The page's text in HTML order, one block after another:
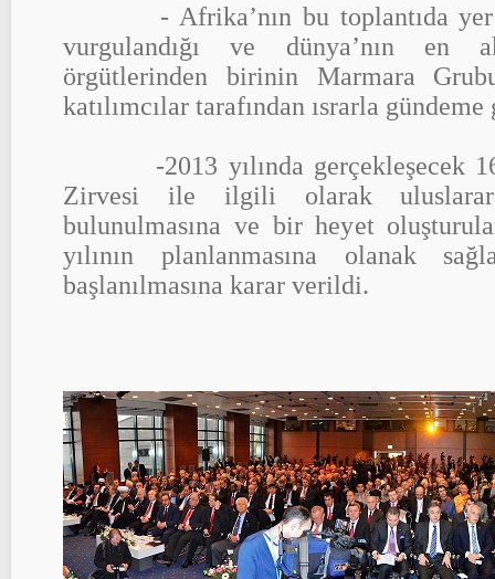
- Afrika’nın bu toplantıda yer
vurgulandığı ve dünya’nın
örgütlerinden birinin Marmara
katılımcılar tarafından ısrarla
-2013 yılında gerçekleşecek
Zirvesi ile ilgili olarak
bulunulmasına ve bir heyet
yılının planlanmasına olanak
başlanılmasına karar verildi.